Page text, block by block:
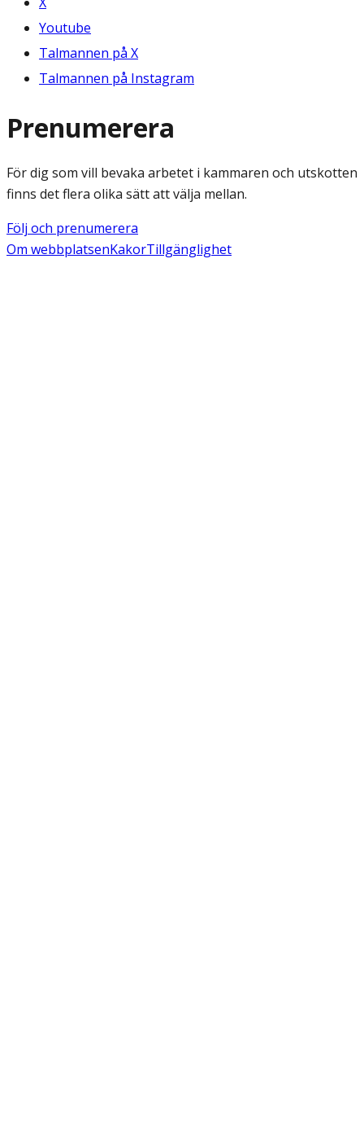
Youtube
Talmannen på X
Talmannen på Instagram
Prenumerera
För dig som vill bevaka arbetet i kammaren och utskotten
finns det flera olika sätt att välja mellan.
Följ och prenumerera
Om webbplatsenKakorTillgänglighet